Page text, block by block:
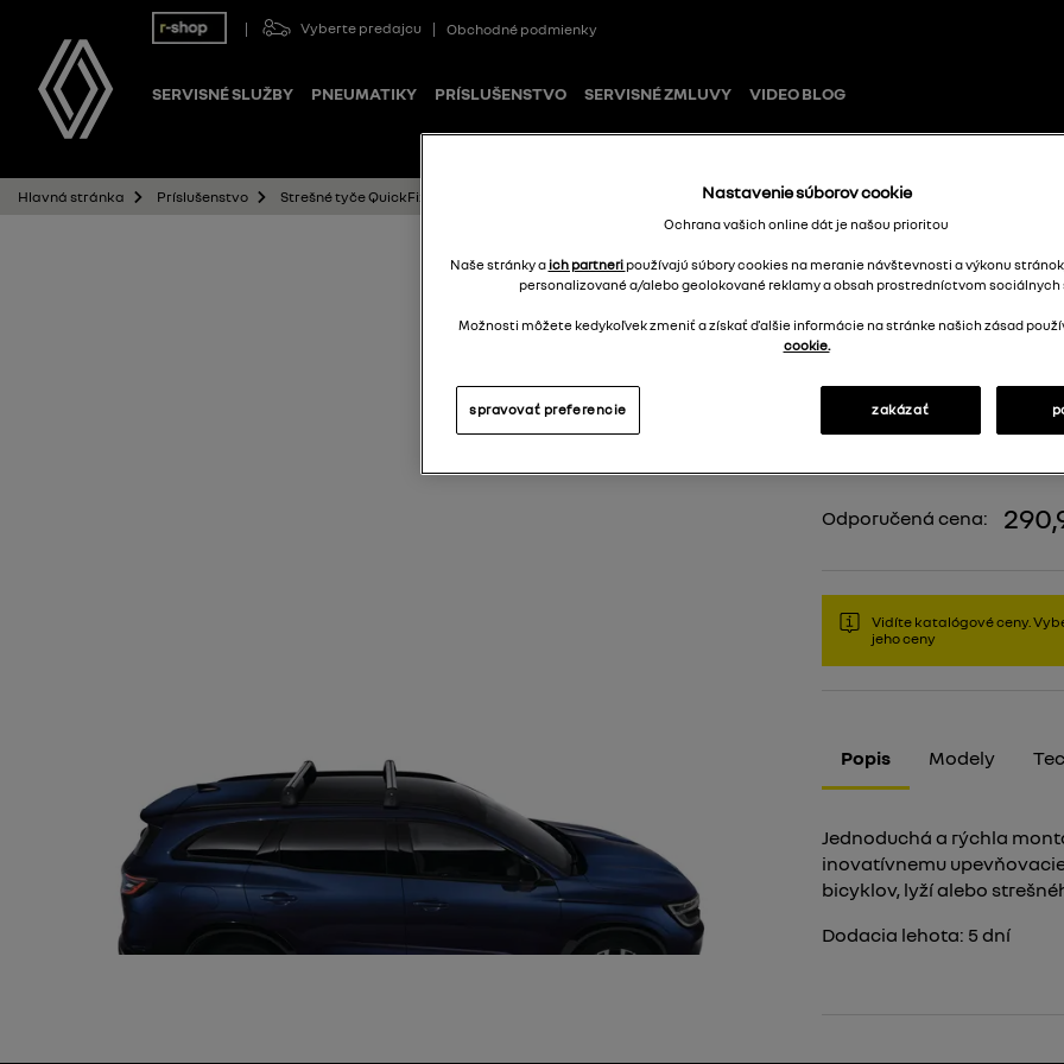
Vyberte predajcu Obchodné podmienky
SERVISNÉ SLUŽBY PNEUMATIKY PRÍSLUŠENSTVO SERVISNÉ ZMLUVY VIDEO BLOG
Hlavná stránka Príslušenstvo Strešné tyče QuickFix – na pozdĺžne strešné lišty
Strešné tyče
lišty
738209606R
Odporučená cena:
Vidíte katalógové ceny.
jeho ceny
Popis Modely
Jednoduchá a rýchla
inovatívnemu
bicyklov, lyží alebo
Dodacia lehota: 5 dní
Nastavenie súborov cookie
Ochrana vašich online dát je našou prioritou
Naše stránky a ich partneri používajú súbory cookies na meranie návštevnosti a výkonu
personalizované a/alebo geolokované reklamy a obsah prostredníctvom sociálnych
Možnosti môžete kedykoľvek zmeniť a získať ďalšie informácie na stránke našich zásad
cookie.
zakázať
spravovať preferencie